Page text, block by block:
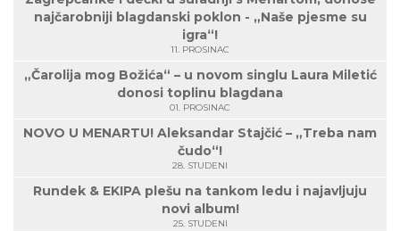
najčarobniji blagdanski poklon - „Naše pjesme su
igra“!
11. PROSINAC
„Čarolija mog Božića“ – u novom singlu Laura Miletić
donosi toplinu blagdana
01. PROSINAC
NOVO U MENARTU! Aleksandar Stajčić – „Treba nam
čudo“!
28. STUDENI
Rundek & EKIPA plešu na tankom ledu i najavljuju
novi album!
25. STUDENI